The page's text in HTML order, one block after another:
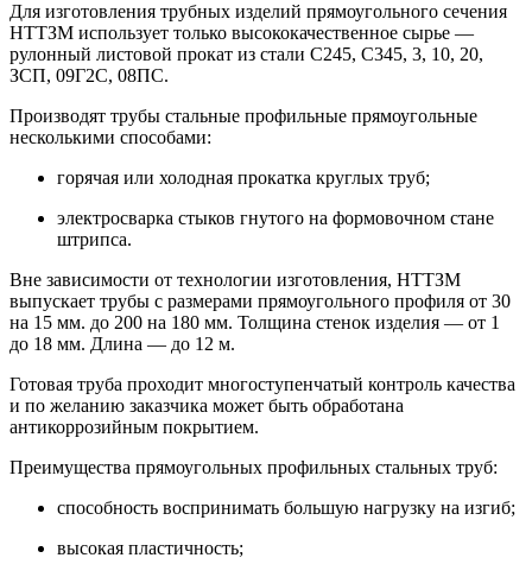
Для изготовления трубных изделий прямоугольного сечения
НТТЗМ использует только высококачественное сырье —
рулонный листовой прокат из стали С245, С345, 3, 10, 20,
ЗСП, 09Г2С, 08ПС.
Производят трубы стальные профильные прямоугольные
несколькими способами:
горячая или холодная прокатка круглых труб;
электросварка стыков гнутого на формовочном стане
штрипса.
Вне зависимости от технологии изготовления, НТТЗМ
выпускает трубы с размерами прямоугольного профиля от 30
на 15 мм. до 200 на 180 мм. Толщина стенок изделия — от 1
до 18 мм. Длина — до 12 м.
Готовая труба проходит многоступенчатый контроль качества
и по желанию заказчика может быть обработана
антикоррозийным покрытием.
Преимущества прямоугольных профильных стальных труб:
способность воспринимать большую нагрузку на изгиб;
высокая пластичность;